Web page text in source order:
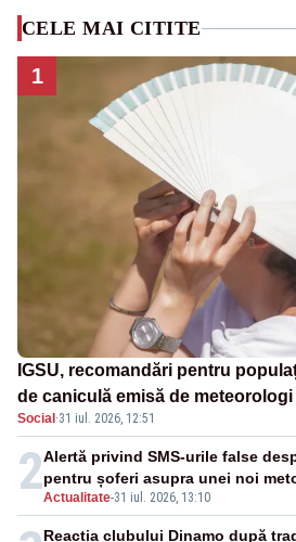
CELE MAI CITITE
1
IGSU, recomandări pentru
de caniculă emisă de meteorologi
Social·31 iul. 2026, 12:51
2Actualitate-31 iul. 2026, 13:10
Alertă privind SMS-urile false
pentru șoferi asupra unei noi
Reacția clubului Dinamo după